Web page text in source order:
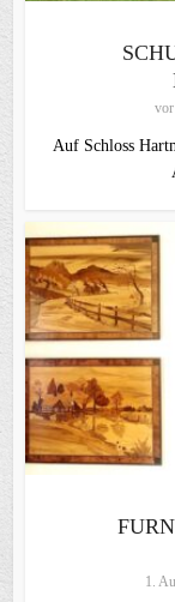
vor
Auf Schloss
1.